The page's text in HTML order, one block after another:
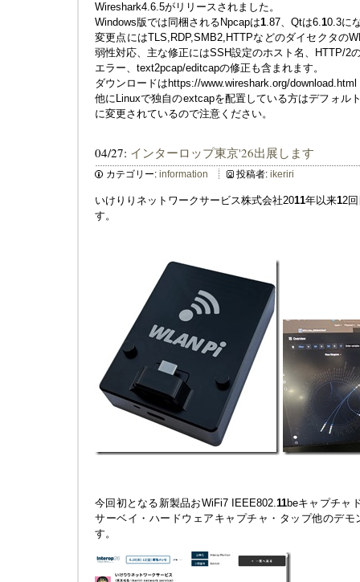
Wireshark4.6.5がリリースされました。
Windows版では同梱されるNpcapは1.87、Qtは6.10.3に
変更点にはTLS,RDP,SMB2,HTTPなどのダイセクタの
弱性対応、主な修正にはSSH設定のホスト名、HTTP/2
エラー、text2pcap/editcapの修正も含まれます。
ダウンロードはhttps://www.wireshark.org/download.html
他にLinuxで独自のextcapを配置している方はデフォル
に変更されているので注意ください。
04/27: インターロップ東京'26出展します
カテゴリー: information 投稿者: ikeriri
いけりりネットワークサービス株式会社2011年以来12
す。
今回初となる新製品おWiFi7 IEEE802.11beキャプチャ
サーベイ・ハードウェアキャプチャ・タップ他のデ
す。